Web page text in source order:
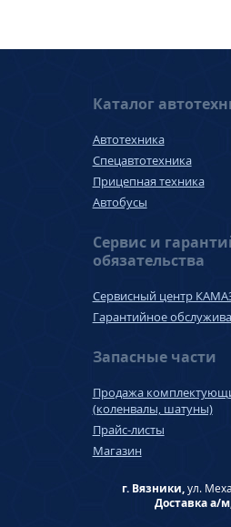
Каталог
Автотехника
Спецавтотехника
Прицепная техника
Автобусы
Сервис и
обязательства
Сервисный центр
Гарантийное
Запасные части
Продажа
(коленвалы, шатуны)
Прайс-листы
Магазин
г. Вязники,ул.
Доставка а/